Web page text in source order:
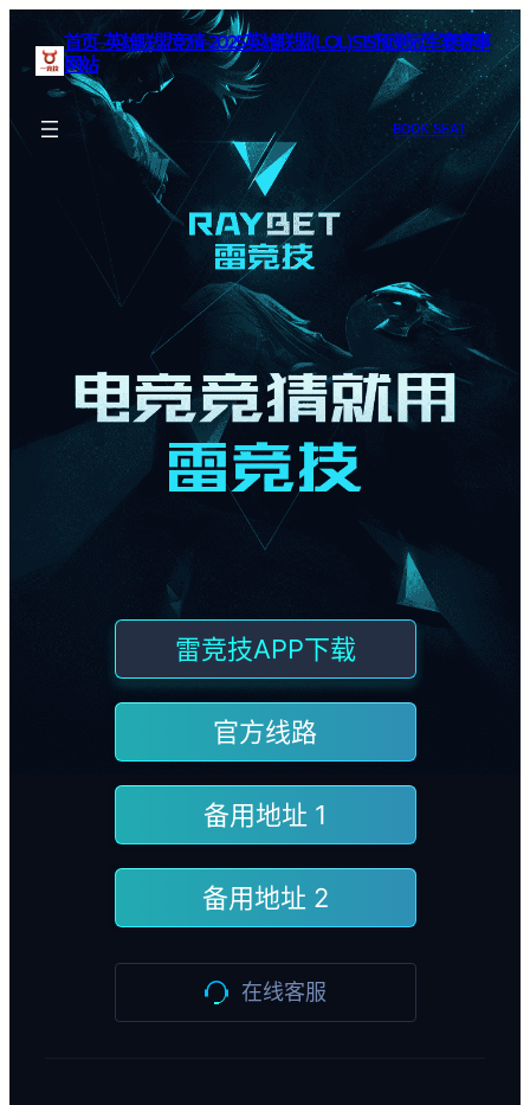
首页–英雄联盟竞猜-2025英雄联盟(LOL)S15预测冠军赛赛事
网站
BOOK SEAT